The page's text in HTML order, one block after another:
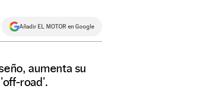
Añadir EL MOTOR en Google
aumenta su
road'.